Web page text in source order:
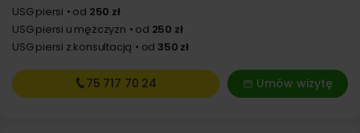
USG piersi od 250 zł
USG piersi u mężczyzn
od 250 zł
USG piersi z konsultacją
od 350 zł
Umów wizytę
75 717 70 24